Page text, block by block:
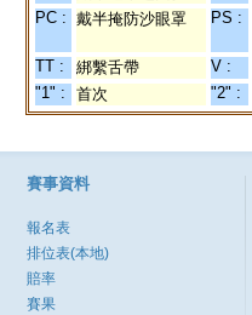
PC : 戴半掩防沙眼罩 PS :
TT : 綁繫舌帶 V :
"1" :
首次 "2" :
賽事資料
報名表
排位表(本地)
賠率
賽果